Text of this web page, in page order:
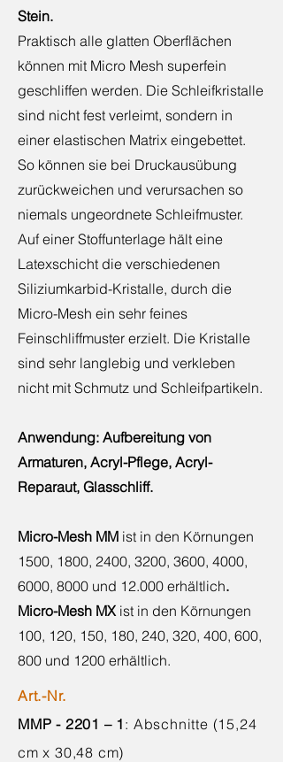
Stein.
Praktisch alle glatten Oberflächen
können mit Micro Mesh superfein
geschliffen werden. Die Schleifkristalle
sind nicht fest verleimt, sondern in
einer elastischen Matrix eingebettet.
So können sie bei Druckausübung
zurückweichen und verursachen so
niemals ungeordnete Schleifmuster.
Auf einer Stoffunterlage hält eine
Latexschicht die verschiedenen
Siliziumkarbid-Kristalle, durch die
Micro-Mesh ein sehr feines
Feinschliffmuster erzielt. Die Kristalle
sind sehr langlebig und verkleben
nicht mit Schmutz und Schleifpartikeln.
Anwendung: Aufbereitung von
Armaturen, Acryl-Pflege, Acryl-
Reparaut, Glasschliff.
Micro-Mesh MM ist in den Körnungen
1500, 1800, 2400, 3200, 3600, 4000,
6000, 8000 und 12.000 erhältlich.
Micro-Mesh MX ist in den Körnungen
100, 120, 150, 180, 240, 320, 400, 600,
800 und 1200 erhältlich.
Art.-Nr.
MMP - 2201 – 1 : Abschnitte (15,24
cm x 30,48 cm)